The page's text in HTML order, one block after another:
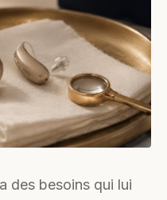
des besoins qui lui